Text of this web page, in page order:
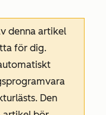
denna artikel
för dig.
Den